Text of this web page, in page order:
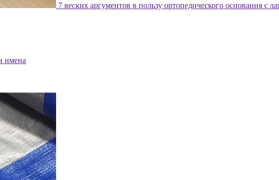
7 веских аргументов в пользу ортопедического основания с
имена